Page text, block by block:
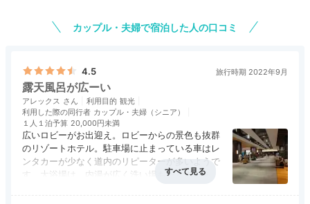
大露天風呂(例1)
カップル・夫婦で宿泊した人の口コミ
4.5 旅行時期 2022年9月
露天風呂が広ーい
アレックス 利用目的 観光
利用した際の同行者 カップル・夫婦（シニア）
１人１泊予算 20,000円未満
広いロビーがお出迎え。ロビーからの景色も抜群
のリゾートホテル。駐車場に止まっている車はレ
ンタカーが少なく道内のリピーターが多いようで
す。大浴場は、内湯が広く洗い場もたくさんあり